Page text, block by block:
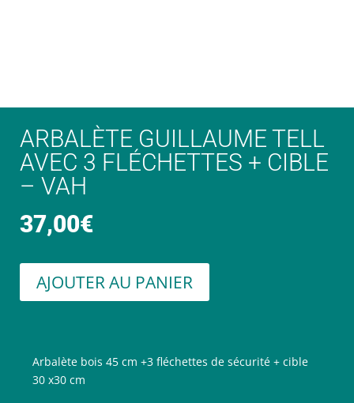
ARBALÈTE GUILLAUME TELL
AVEC 3 FLÉCHETTES + CIBLE
– VAH
37,00€
AJOUTER AU PANIER
Arbalète bois 45 cm +3 fléchettes de sécurité + cible
30 x30 cm